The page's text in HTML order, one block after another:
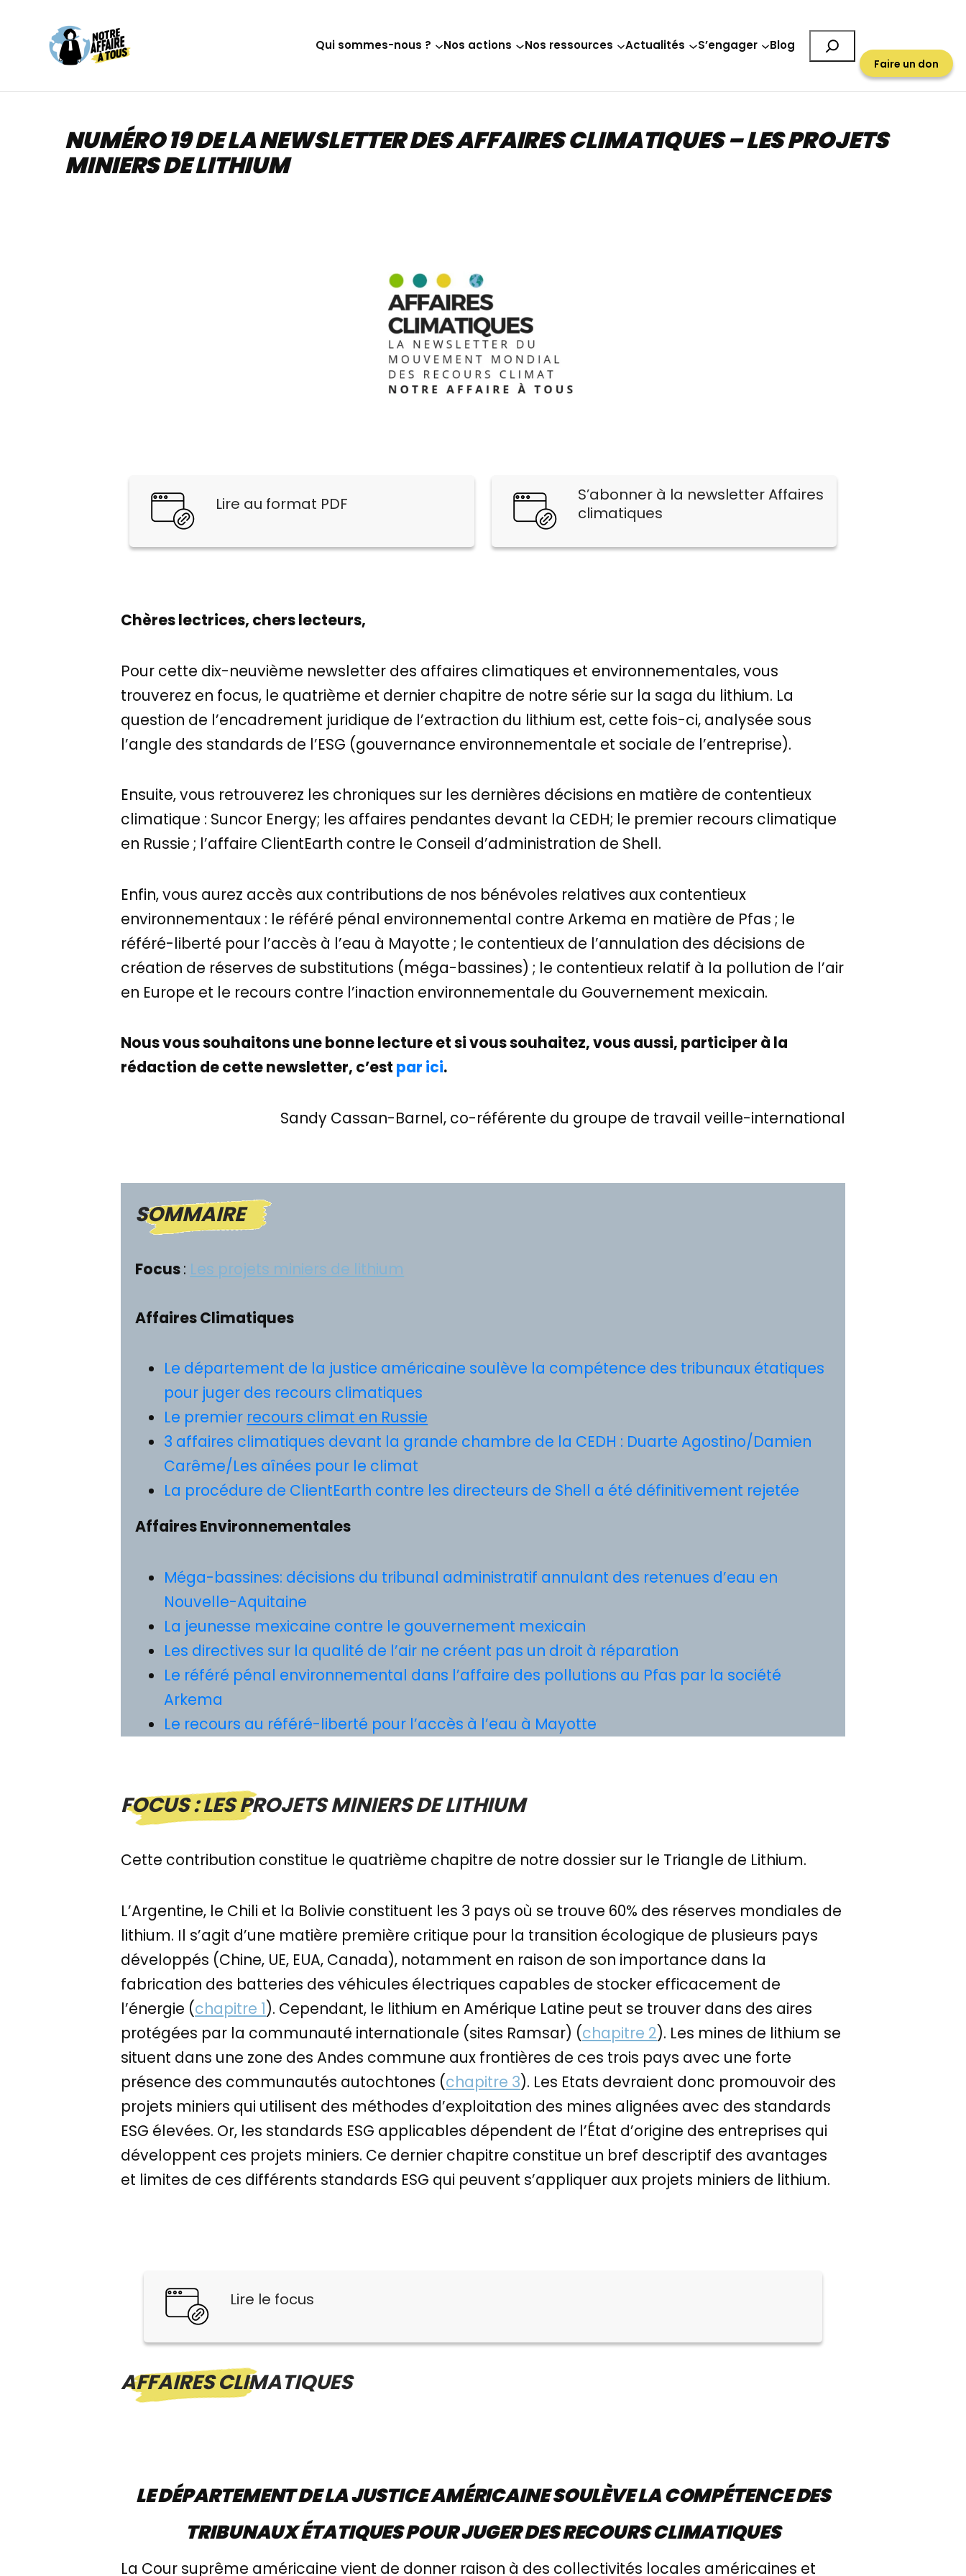
contenu
Qui sommes-nous ? Nos actions Nos ressources Actualités S’engager Blog
Faire un don
NUMÉRO 19 DE LA NEWSLETTER DES AFFAIRES CLIMATIQUES – LES PROJETS
MINIERS DE LITHIUM
Lire au format PDF
S’abonner à la newsletter Affaires
climatiques
Chères lectrices, chers lecteurs,
Pour cette dix-neuvième newsletter des affaires climatiques et environnementales, vous
trouverez en focus, le quatrième et dernier chapitre de notre série sur la saga du lithium. La
question de l’encadrement juridique de l’extraction du lithium est, cette fois-ci, analysée sous
l’angle des standards de l’ESG (gouvernance environnementale et sociale de l’entreprise).
Ensuite, vous retrouverez les chroniques sur les dernières décisions en matière de contentieux
climatique : Suncor Energy; les affaires pendantes devant la CEDH; le premier recours climatique
en Russie ; l’affaire ClientEarth contre le Conseil d’administration de Shell.
Enfin, vous aurez accès aux contributions de nos bénévoles relatives aux contentieux
environnementaux : le référé pénal environnemental contre Arkema en matière de Pfas ; le
référé-liberté pour l’accès à l’eau à Mayotte ; le contentieux de l’annulation des décisions de
création de réserves de substitutions (méga-bassines) ; le contentieux relatif à la pollution de l’air
en Europe et le recours contre l’inaction environnementale du Gouvernement mexicain.
Nous vous souhaitons une bonne lecture et si vous souhaitez, vous aussi, participer à la
rédaction de cette newsletter, c’est par ici.
Sandy Cassan-Barnel, co-référente du groupe de travail veille-international
SOMMAIRE
Focus: Les projets miniers de lithium
Affaires Climatiques
Le département de la justice américaine soulève la compétence des tribunaux étatiques
pour juger des recours climatiques
Le premier recours climat en Russie
3 affaires climatiques devant la grande chambre de la CEDH : Duarte Agostino/Damien
Carême/Les aînées pour le climat
La procédure de ClientEarth contre les directeurs de Shell a été définitivement rejetée
Affaires Environnementales
Méga-bassines: décisions du tribunal administratif annulant des retenues d’eau en
Nouvelle-Aquitaine
La jeunesse mexicaine contre le gouvernement mexicain
Les directives sur la qualité de l’air ne créent pas un droit à réparation
Le référé pénal environnemental dans l’affaire des pollutions au Pfas par la société
Arkema
Le recours au référé-liberté pour l’accès à l’eau à Mayotte
FOCUS : LES PROJETS MINIERS DE LITHIUM
Cette contribution constitue le quatrième chapitre de notre dossier sur le Triangle de Lithium.
L’Argentine, le Chili et la Bolivie constituent les 3 pays où se trouve 60% des réserves mondiales de
lithium. Il s’agit d’une matière première critique pour la transition écologique de plusieurs pays
développés (Chine, UE, EUA, Canada), notamment en raison de son importance dans la
fabrication des batteries des véhicules électriques capables de stocker efficacement de
l’énergie (chapitre 1). Cependant, le lithium en Amérique Latine peut se trouver dans des aires
protégées par la communauté internationale (sites Ramsar) (chapitre 2). Les mines de lithium se
situent dans une zone des Andes commune aux frontières de ces trois pays avec une forte
présence des communautés autochtones (chapitre 3). Les Etats devraient donc promouvoir des
projets miniers qui utilisent des méthodes d’exploitation des mines alignées avec des standards
ESG élevées. Or, les standards ESG applicables dépendent de l’État d’origine des entreprises qui
développent ces projets miniers. Ce dernier chapitre constitue un bref descriptif des avantages
et limites de ces différents standards ESG qui peuvent s’appliquer aux projets miniers de lithium.
Lire le focus
AFFAIRES CLIMATIQUES
LE DÉPARTEMENT DE LA JUSTICE AMÉRICAINE SOULÈVE LA COMPÉTENCE DES
TRIBUNAUX ÉTATIQUES POUR JUGER DES RECOURS CLIMATIQUES
La Cour suprême américaine vient de donner raison à des collectivités locales américaines et